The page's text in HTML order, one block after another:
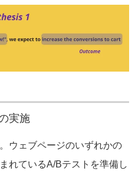
実施
ウェブページのいずれかの
れているA/Bテストを準備し